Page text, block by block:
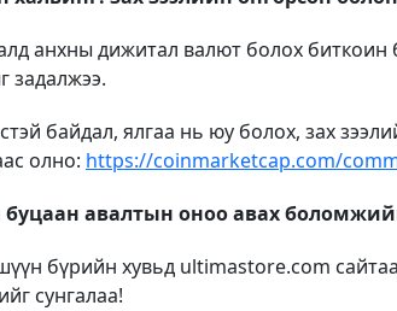
анхны дижитал валют болох
задалжээ.
байдал, ялгаа нь юу болох, зах
олно: https://coinmarketcap.com/
авалтын оноо авах
бүрийн хувьд ultimastore.com
сунгалаа!